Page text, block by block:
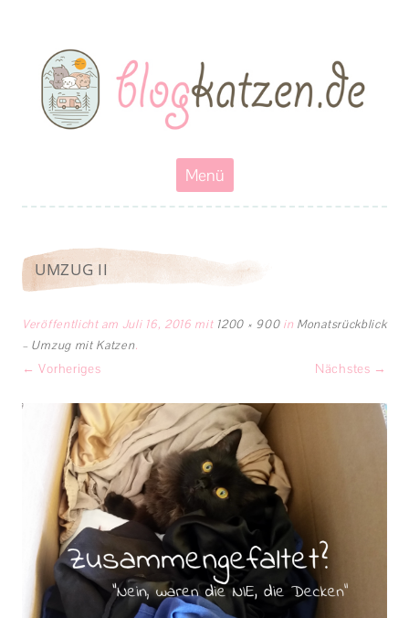
Blogkatzen
Menü
Inhalt
springen
UMZUG II
Veröffentlicht am Juli 16, 2016 mit 1200 × 900in Monatsrückblick
– Umzug mit Katzen.
← Vorheriges Nächstes →